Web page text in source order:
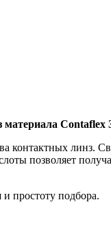
Contaflex
контактных линз.
позволяет
простоту подбора.